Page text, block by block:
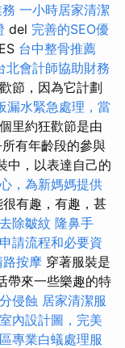
一小時居家清潔
del 完善的SEO優
台中整骨推薦
北會計師協助財務
節，因為它計劃
漏水緊急處理，當
里約狂歡節是由
有年齡段的參與
中，以表達自己的
，為新媽媽提供
有趣，有趣，甚
除皺紋 隆鼻手
請流程和必要資
路按摩 穿著服裝是
帶來一些樂趣的特
侵蝕 居家清潔服
內設計圖，完美
專業白蟻處理服